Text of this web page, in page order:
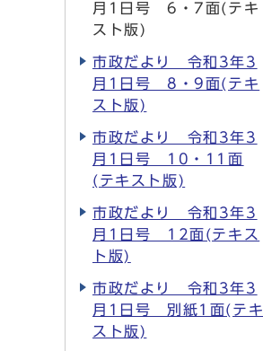
月1日号 6・7面(テキ
スト版)
市政だより 令和3年3
月1日号 8・9面(テキ
スト版)
市政だより 令和3年3
月1日号 10・11面
(テキスト版)
市政だより 令和3年3
月1日号 12面(テキス
ト版)
市政だより 令和3年3
月1日号 別紙1面(テキ
スト版)